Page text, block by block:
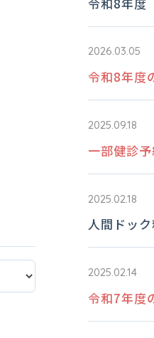
2026.03.05
令和8年度
2025.09.18
一部健診
2025.02.18
人間ドッ
2025.02.14
令和7年度